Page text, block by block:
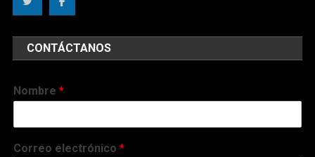
CONTÁCTANOS
Nombre*
Correo electrónico*